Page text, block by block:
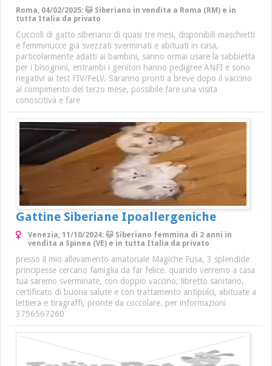
Roma, 04/02/2025: 🐱 Siberiano in vendita a Roma (RM) e in
tutta Italia da privato
Cuccioli di gatto siberiano di quasi tre mesi, disponibili maschietti
e femminucce già svezzati sverminati e abituati in casa,
particolarmente adatti ai bambini, sanno ormai usare la sabbietta
per i bisognini, entrambi i genitori hanno pedigree ANFI e sono
negativi ai test FIV/FeLV. Saranno pronti a breve dopo il vaccino
al compimento del terzo mese, possibile fare una visita
conoscitiva e fare
Gattine Siberiane Ipoallergeniche
Venezia, 11/10/2024: 🐱 Siberiano femmina di 2 anni in
vendita a Spinea (VE) e in tutta Italia da privato
presso il mio allevamento amatoriale Magiche Fusa, 3 splendide
principesse cercano famiglia da far felice. quando verremo a casa
tua saremo sverminate, con doppio vaccino, libretto sanitario,
certificato di buona salute e con trattamento antipulci, abituate a
lettiera e tiragraffi, pronte da coccolare. per informazioni
3756567260